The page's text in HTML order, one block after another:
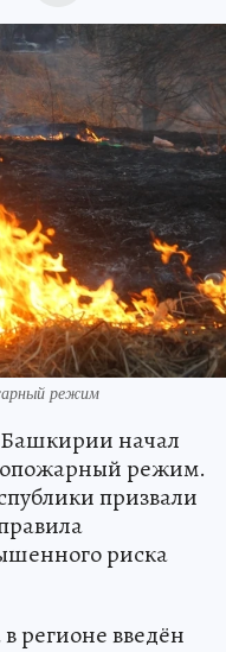
режим
начал
режим.
призвали
риска
регионе введён